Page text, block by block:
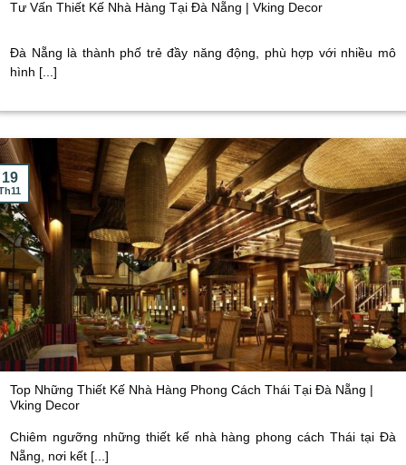
Tư Vấn Thiết Kế Nhà Hàng Tại Đà Nẵng | Vking Decor
Đà Nẵng là thành phố trẻ đầy năng động, phù hợp với nhiều mô
hình [...]
Top Những Thiết Kế Nhà Hàng Phong Cách Thái Tại Đà Nẵng |
Vking Decor
Chiêm ngưỡng những thiết kế nhà hàng phong cách Thái tại Đà
Nẵng, nơi kết [...]
19